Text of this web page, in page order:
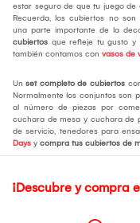
estar seguro de que tu juego de
Recuerda, los cubiertos no son
una parte importante de la
cubiertos que refleje tu gusto y
también contamos con vasos de
Un set completo de cubiertos
Normalmente los conjuntos son
al número de piezas por
cuchara de mesa y cuchara de
de servicio, tenedores para
Days y compra tus cubiertos de
¡Descubre y compra